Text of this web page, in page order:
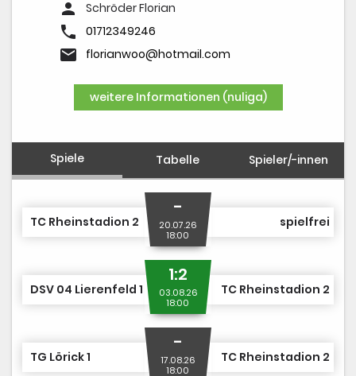
person Schröder Florian
phone 01712349246
email florianwoo@hotmail.com
weitere Informationen (nuliga)
Spiele Tabelle Spieler/-innen
TC Rheinstadion 2
-
20.07.26
18:00
spielfrei
DSV 04 Lierenfeld 1
1:2
03.08.26
18:00
TC Rheinstadion 2
TG Lörick 1
-
17.08.26
18:00
TC Rheinstadion 2